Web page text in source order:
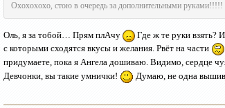
Охохохохо, стою в очередь за дополнительными руками!!!!!
Оль, я за тобой… Прям плАчу
Где ж те руки взять?
с которыми сходятся вкусы и желания. Рвёт на части
придумаете, пока я Ангела дошиваю. Видимо, сердце
Девчонки, вы такие умнички!
Думаю, не одна